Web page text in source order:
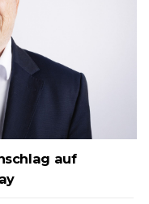
auf